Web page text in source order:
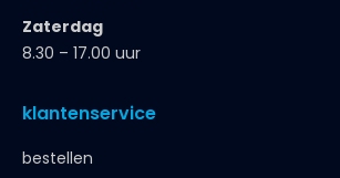
Zaterdag
8.30 – 17.00 uur
klantenservice
bestellen